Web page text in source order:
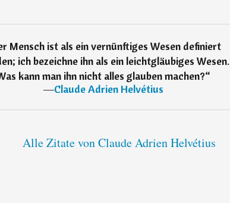
Mensch ist als ein vernünftiges Wesen definiert
ich bezeichne ihn als ein leichtgläubiges Wesen.
kann man ihn nicht alles glauben machen?“
―Claude Adrien Helvétius
Alle Zitate von Claude Adrien Helvétius